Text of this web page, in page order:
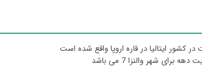
کشور ایتالیا در قاره اروپا واقع شده است
شهر والنزا 7 می باشد